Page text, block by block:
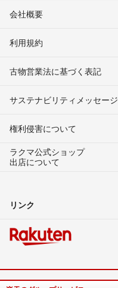
会社概要
利用規約
古物営業法に基づく表記
サステナビリティメッセージ
権利侵害について
ラクマ公式ショップ
出店について
リンク